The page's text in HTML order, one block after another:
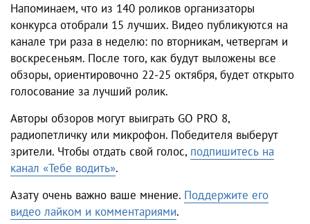
Напоминаем, что из 140 роликов организаторы
конкурса отобрали 15 лучших. Видео публикуются на
канале три раза в неделю: по вторникам, четвергам и
воскресеньям. После того, как будут выложены все
обзоры, ориентировочно 22-25 октября, будет открыто
голосование за лучший ролик.
Авторы обзоров могут выиграть GO PRO 8,
радиопетличку или микрофон. Победителя выберут
зрители. Чтобы отдать свой голос, подпишитесь на
канал «Тебе водить».
Азату очень важно ваше мнение. Поддержите его
видео лайком и комментариями.